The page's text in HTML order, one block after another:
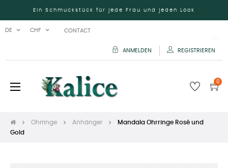
Ein Schmuckstück für jede Frau und jeden Look
DE CHF CONTACT
ANMELDEN REGISTRIEREN
Umschalten
☰ 0
Ohrringe Anhänger
Mandala Ohrringe Rosé und
Gold